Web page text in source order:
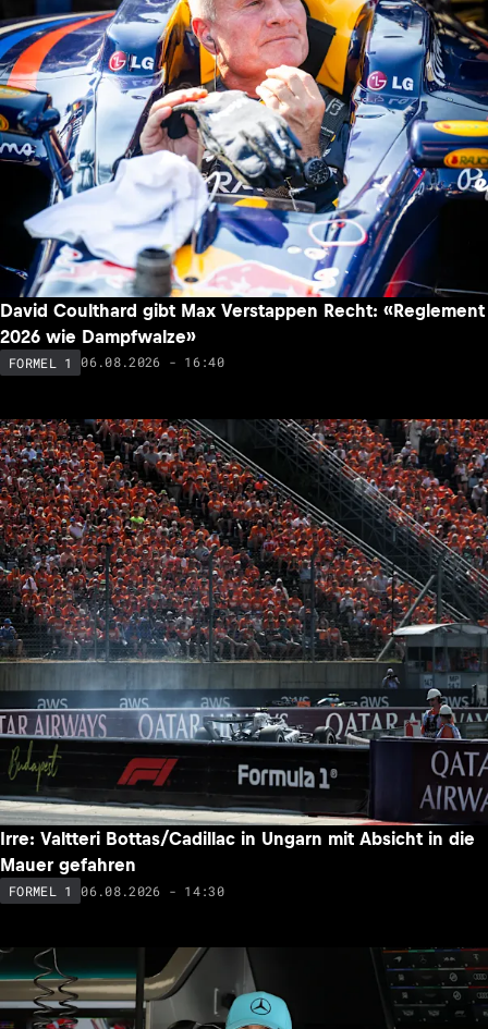
David Coulthard gibt Max Verstappen Recht: «Reglement
2026 wie Dampfwalze»
FORMEL 1 06.08.2026 - 16:40
Irre: Valtteri Bottas/Cadillac in Ungarn mit Absicht in die
Mauer gefahren
FORMEL 1 06.08.2026 - 14:30